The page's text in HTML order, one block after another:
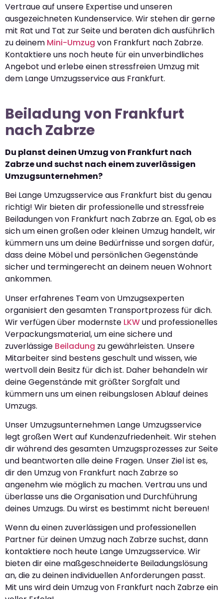
Vertraue auf unsere Expertise und unseren
ausgezeichneten Kundenservice. Wir stehen dir gerne
mit Rat und Tat zur Seite und beraten dich ausführlich
zu deinem Mini-Umzug von Frankfurt nach Zabrze.
Kontaktiere uns noch heute für ein unverbindliches
Angebot und erlebe einen stressfreien Umzug mit
dem Lange Umzugsservice aus Frankfurt.
Beiladung von Frankfurt
nach Zabrze
Du planst deinen Umzug von Frankfurt nach
Zabrze und suchst nach einem zuverlässigen
Umzugsunternehmen?
Bei Lange Umzugsservice aus Frankfurt bist du genau
richtig! Wir bieten dir professionelle und stressfreie
Beiladungen von Frankfurt nach Zabrze an. Egal, ob es
sich um einen großen oder kleinen Umzug handelt, wir
kümmern uns um deine Bedürfnisse und sorgen dafür,
dass deine Möbel und persönlichen Gegenstände
sicher und termingerecht an deinem neuen Wohnort
ankommen.
Unser erfahrenes Team von Umzugsexperten
organisiert den gesamten Transportprozess für dich.
Wir verfügen über modernste LKWund professionelles
Verpackungsmaterial, um eine sichere und
zuverlässige Beiladung zu gewährleisten. Unsere
Mitarbeiter sind bestens geschult und wissen, wie
wertvoll dein Besitz für dich ist. Daher behandeln wir
deine Gegenstände mit größter Sorgfalt und
kümmern uns um einen reibungslosen Ablauf deines
Umzugs.
Unser Umzugsunternehmen Lange Umzugsservice
legt großen Wert auf Kundenzufriedenheit. Wir stehen
dir während des gesamten Umzugsprozesses zur Seite
und beantworten alle deine Fragen. Unser Ziel ist es,
dir den Umzug von Frankfurt nach Zabrze so
angenehm wie möglich zu machen. Vertrau uns und
überlasse uns die Organisation und Durchführung
deines Umzugs. Du wirst es bestimmt nicht bereuen!
Wenn du einen zuverlässigen und professionellen
Partner für deinen Umzug nach Zabrze suchst, dann
kontaktiere noch heute Lange Umzugsservice. Wir
bieten dir eine maßgeschneiderte Beiladungslösung
an, die zu deinen individuellen Anforderungen passt.
Mit uns wird dein Umzug von Frankfurt nach Zabrze ein